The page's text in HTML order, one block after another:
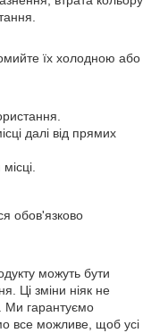
їх холодною або
далі від прямих
обов'язково
можуть бути
Ці зміни ніяк не
Ми гарантуємо
все можливе, щоб усі